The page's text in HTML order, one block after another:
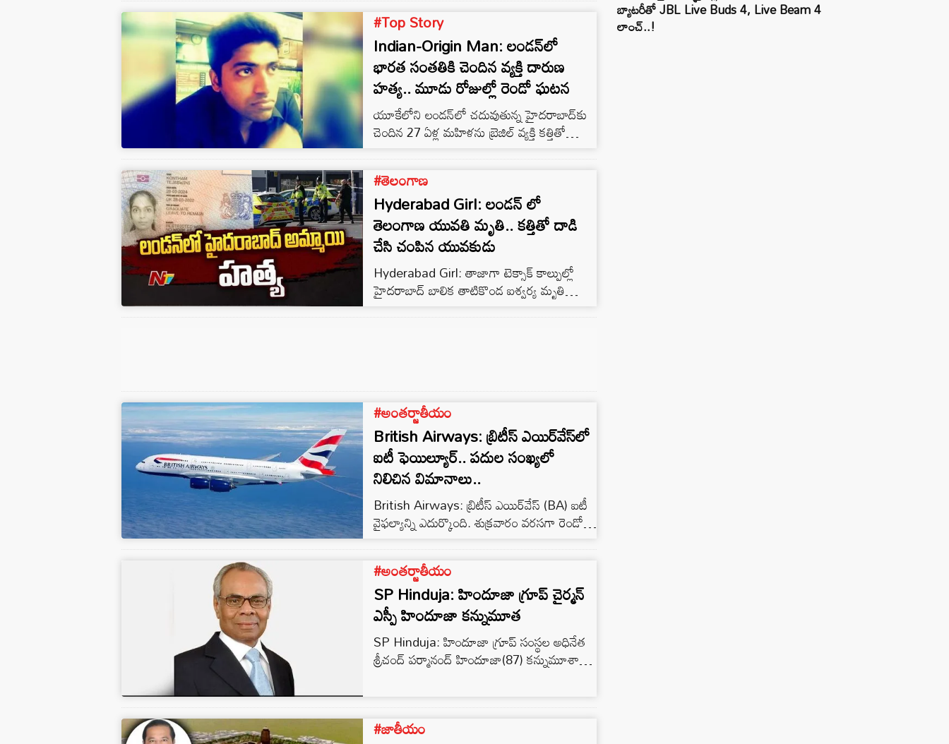
#Top Story
Indian-Origin Man: లండన్‌లో
భారత సంతతికి చెందిన వ్యక్తి దారుణ
హత్య.. మూడు రోజుల్లో రెండో ఘటన
యూకేలోని లండన్‌లో చదువుతున్న హైదరాబాద్‌కు
చెందిన 27 ఏళ్ల మహిళను బ్రెజిల్ వ్యక్తి కత్తితో
పొడిచి చంపిన రెండు రోజుల తరువాత మరో ఘటన
భారతీయ సంతతికి చెందిన వ్యక్తిని కత్తితో పొడిచి
చంపాడు.
#తెలంగాణ
Hyderabad Girl: లండన్ లో
తెలంగాణ యువతి మృతి.. కత్తితో దాడి
చేసి చంపిన యువకుడు
Hyderabad Girl: తాజాగా టెక్సాక్ కాల్పుల్లో
హైదరాబాద్ బాలిక తాటికొండ ఐశ్వర్య మృతి
చెందిన ఘటన మరువక ముందే మరో విషాదం
చోటుచేసుకుంది. లండన్‌లో మరో తెలుగు యువతి
#అంతర్జాతీయం
British Airways: బ్రిటీస్ ఎయిర్‌వేస్‌లో
ఐటీ ఫెయిల్యూర్.. పదుల సంఖ్యలో
నిలిచిన విమానాలు..
British Airways: బ్రిటీస్ ఎయిర్‌వేస్ (BA) ఐటీ
వైఫల్యాన్ని ఎదుర్కొంది. శుక్రవారం వరసగా రెండో
రోజు డజన్ల కొద్దీ విమానాలను రద్దు చేసింది.
‘‘సాంకేతిక సమస్య నాక్ ఆన్ ఎఫెక్ట్’’ కారణంగా
శుక్రవారం 42 విమానాలు రద్దయ్యాయి.
#అంతర్జాతీయం
SP Hinduja: హిందూజా గ్రూప్ చైర్మన్
ఎస్పీ హిందూజా కన్నుమూత
SP Hinduja: హిందూజా గ్రూప్ సంస్థల అధినేత
శ్రీచంద్ పర్మానంద్ హిందూజా(87) కన్నుమూశారు.
#జాతీయం
బ్యాటరీతో JBL Live Buds 4, Live Beam 4
లాంచ్..!